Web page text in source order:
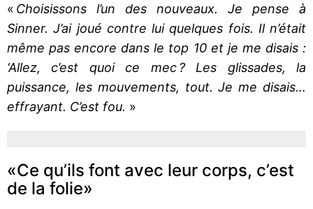
« Choisissons l’un des nouveaux. Je pense à
Sinner. J’ai joué contre lui quelques fois. Il n’était
même pas encore dans le top 10 et je me disais :
‘Allez, c’est quoi ce mec ? Les glissades, la
puissance, les mouvements, tout. Je me disais…
effrayant. C’est fou. »
«Ce qu’ils font avec leur corps, c’est
de la folie»